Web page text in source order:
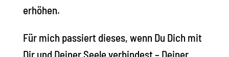
erhöhen.
Für mich passiert dieses, wenn Du Dich mit
Dir und Deiner Seele verbindest – Deiner